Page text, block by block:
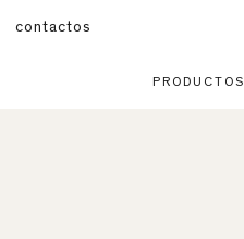
contactos
PRODUCTOS